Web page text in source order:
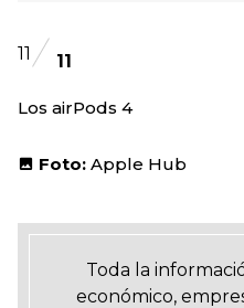
11 11
Los airPods 4
Foto: Apple Hub
Toda la
económico,